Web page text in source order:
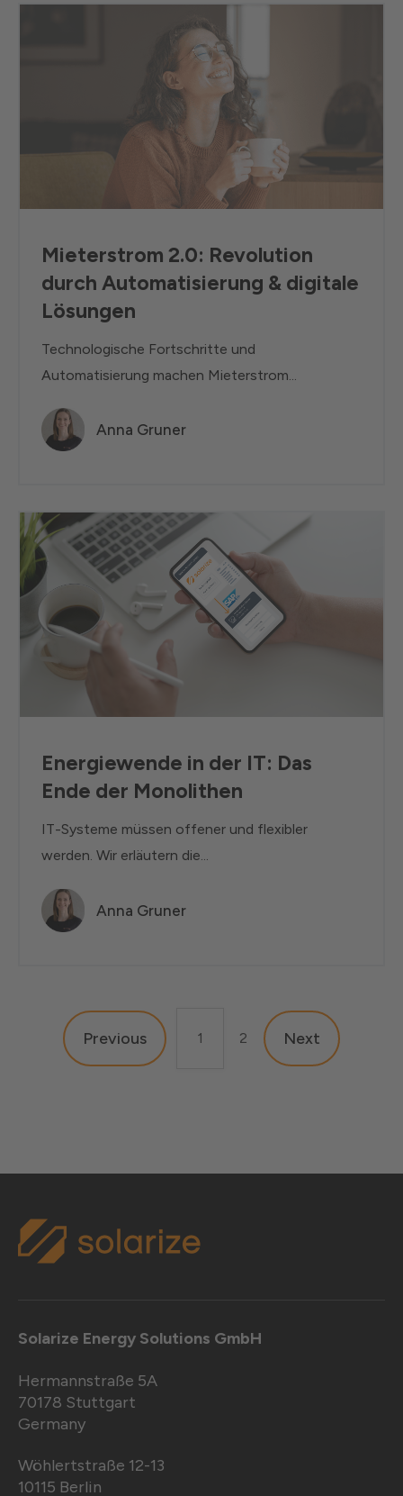
Mieterstrom 2.0: Revolution
durch Automatisierung & digitale
Lösungen
Technologische Fortschritte und
Automatisierung machen Mieterstrom...
Anna Gruner
Energiewende in der IT: Das
Ende der Monolithen
IT-Systeme müssen offener und flexibler
werden. Wir erläutern die...
Anna Gruner
Previous 1 2 Next
Solarize Energy Solutions GmbH
Hermannstraße 5A
70178 Stuttgart
Germany
Wöhlertstraße 12-13
10115 Berlin